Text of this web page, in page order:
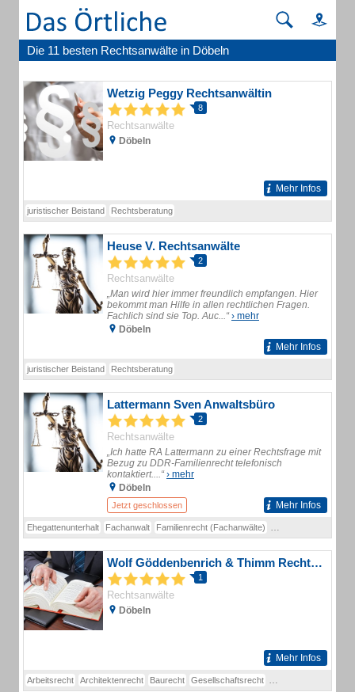
Die 11 besten Rechtsanwälte in Döbeln
Wetzig Peggy Rechtsanwältin
8
Rechtsanwälte
Döbeln
Mehr Infos
juristischer Beistand Rechtsberatung
Heuse V. Rechtsanwälte
2
Rechtsanwälte
„Man wird hier immer freundlich empfangen. Hier
bekommt man Hilfe in allen rechtlichen Fragen.
Fachlich sind sie Top. Auc...“› mehr
Döbeln
Mehr Infos
juristischer Beistand Rechtsberatung
Lattermann Sven Anwaltsbüro
2
Rechtsanwälte
„Ich hatte RA Lattermann zu einer Rechtsfrage mit
Bezug zu DDR-Familienrecht telefonisch
kontaktiert....“› mehr
Döbeln
Jetzt geschlossen Mehr Infos
Ehegattenunterhalt Fachanwalt Familienrecht (Fachanwälte)
Wolf Göddenbenrich & Thimm Rechtsanwälte
1
Rechtsanwälte
Döbeln
Mehr Infos
Arbeitsrecht Architektenrecht Baurecht Gesellschaftsrecht